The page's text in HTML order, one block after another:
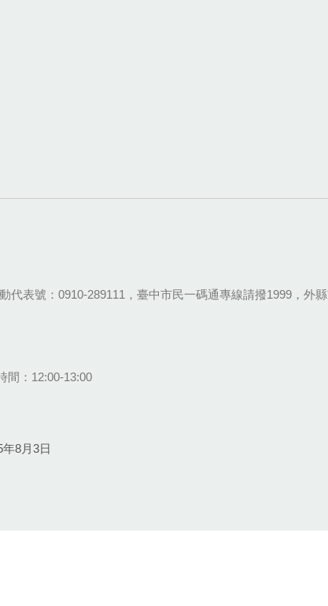
代表號：0910-289111，臺中市民一碼通專線請撥1999，外
間：12:00-13:00
年8月3日